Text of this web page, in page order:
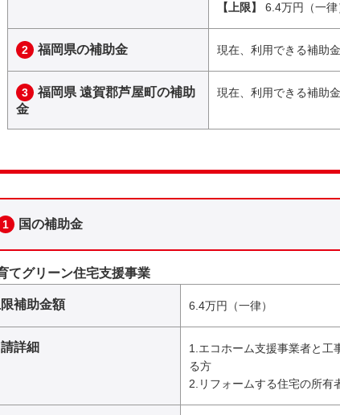
【上限】
6.4万円（一律
2 福岡県の補助金 現在、利用できる補助
3
福岡県 遠賀郡芦屋町の補助
金
現在、利用できる補助
1 国の補助金
てグリーン住宅支援事業
補助金額 6.4万円（一律）
詳細
1.エコホーム支援事業者と工
る方
2.リフォームする住宅の所有